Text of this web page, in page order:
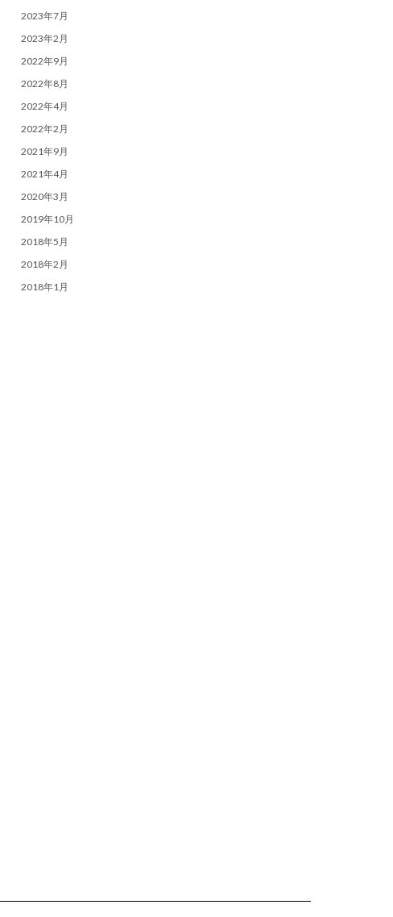
2023年7月
2023年2月
2022年9月
2022年8月
2022年4月
2022年2月
2021年9月
2021年4月
2020年3月
2019年10月
2018年5月
2018年2月
2018年1月